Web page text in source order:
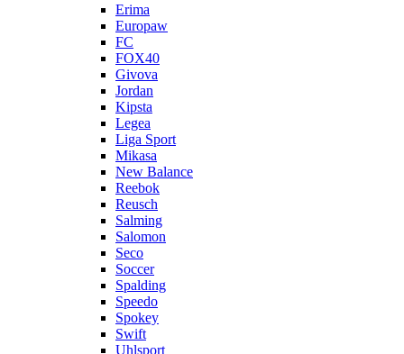
Erima
Europaw
FC
FOX40
Givova
Jordan
Kipsta
Legea
Liga Sport
Mikasa
New Balance
Reebok
Reusch
Salming
Salomon
Seco
Soccer
Spalding
Speedo
Spokey
Swift
Uhlsport